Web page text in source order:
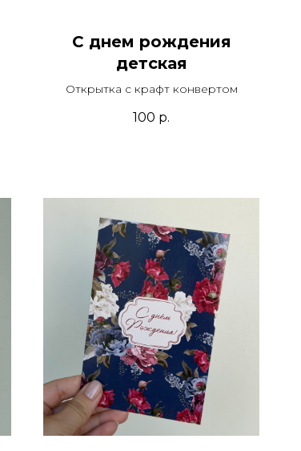
С днем рождения
детская
Открытка с крафт конвертом
100 р.